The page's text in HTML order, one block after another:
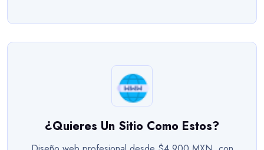
¿Quieres Un Sitio Como Estos?